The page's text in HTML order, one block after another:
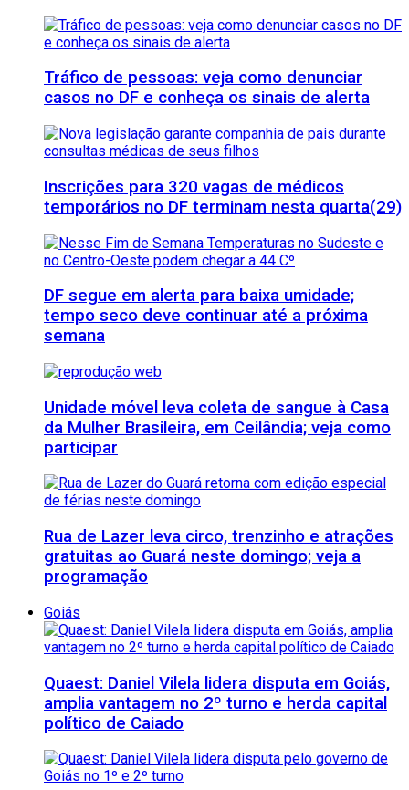
Tráfico de pessoas: veja como denunciar
casos no DF e conheça os sinais de alerta
Inscrições para 320 vagas de médicos
temporários no DF terminam nesta quarta(29)
DF segue em alerta para baixa umidade;
tempo seco deve continuar até a próxima
semana
Unidade móvel leva coleta de sangue à Casa
da Mulher Brasileira, em Ceilândia; veja como
participar
Rua de Lazer leva circo, trenzinho e atrações
gratuitas ao Guará neste domingo; veja a
programação
Goiás
Quaest: Daniel Vilela lidera disputa em Goiás,
amplia vantagem no 2º turno e herda capital
político de Caiado